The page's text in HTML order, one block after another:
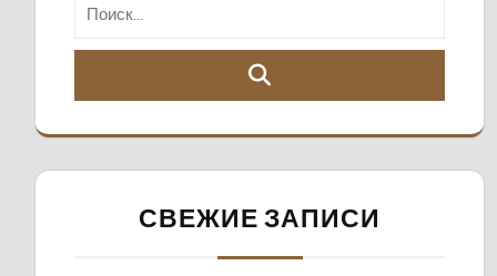
СВЕЖИЕ ЗАПИСИ